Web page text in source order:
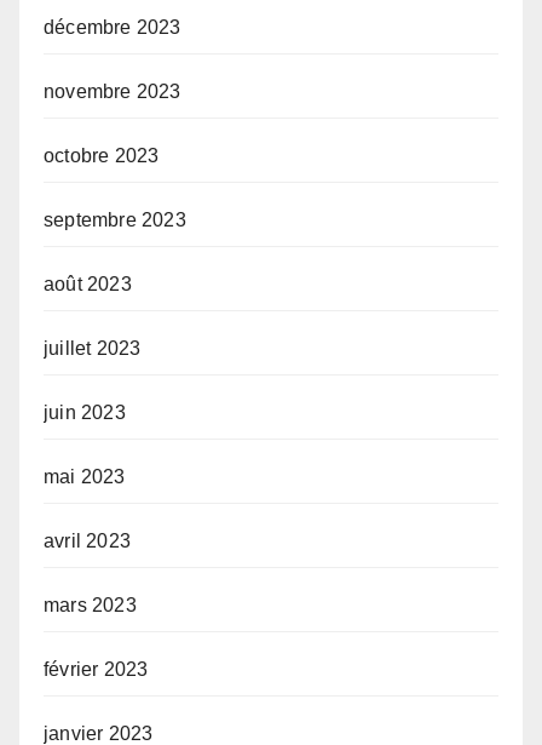
décembre 2023
novembre 2023
octobre 2023
septembre 2023
août 2023
juillet 2023
juin 2023
mai 2023
avril 2023
mars 2023
février 2023
janvier 2023